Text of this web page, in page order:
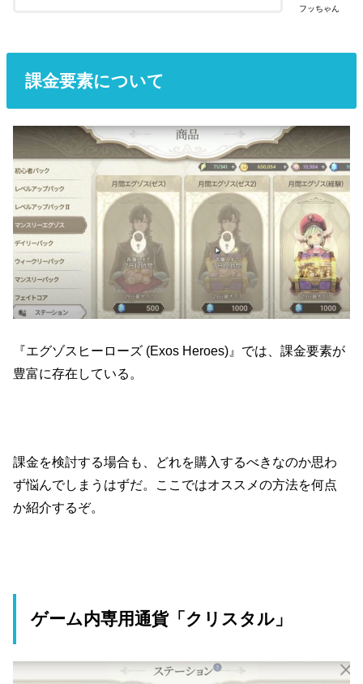
フッちゃん
課金要素について
『エグゾスヒーローズ (Exos Heroes)』では、課金要素が
豊富に存在している。
課金を検討する場合も、どれを購入するべきなのか思わ
ず悩んでしまうはずだ。ここではオススメの方法を何点
か紹介するぞ。
ゲーム内専用通貨「クリスタル」